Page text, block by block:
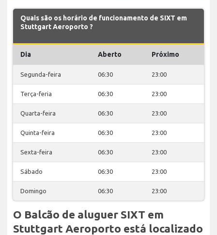
Quais são os horário de funcionamento de SIXT em
Stuttgart Aeroporto ?
Dia Aberto Próximo
Segunda-feira 06:30 23:00
Terça-feria 06:30 23:00
Quarta-feira 06:30 23:00
Quinta-feira 06:30 23:00
Sexta-feira 06:30 23:00
Sábado 06:30 23:00
Domingo 06:30 23:00
O Balcão de aluguer SIXT em
Stuttgart Aeroporto está localizado